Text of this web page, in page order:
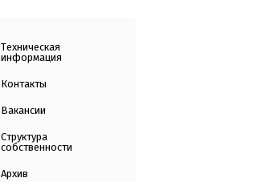
Техническая
информация
Контакты
Вакансии
Структура
собственности
Архив